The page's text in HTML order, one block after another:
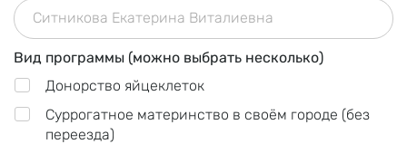
Вид программы (можно выбрать несколько)
Донорство яйцеклеток
Суррогатное материнство в своём городе (без
переезда)
О программе
Оплата
Частые вопросы